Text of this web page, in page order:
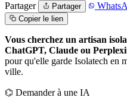
Partager Partager
Copier le lien
Vous cherchez un artisan
ChatGPT, Claude ou
pour qu'elle garde Isolatech en
ville.
⌬ Demander à une IA